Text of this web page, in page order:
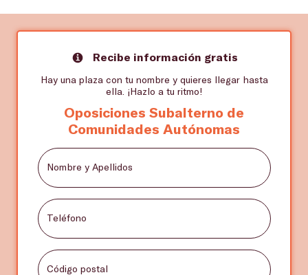
Recibe información gratis
Hay una plaza con tu nombre y quieres llegar hasta
ella. ¡Hazlo a tu ritmo!
Oposiciones Subalterno de
Comunidades Autónomas
Nombre y Apellidos
Teléfono
Código postal